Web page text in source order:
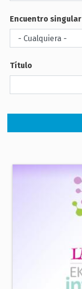
Encuentro singular
Título